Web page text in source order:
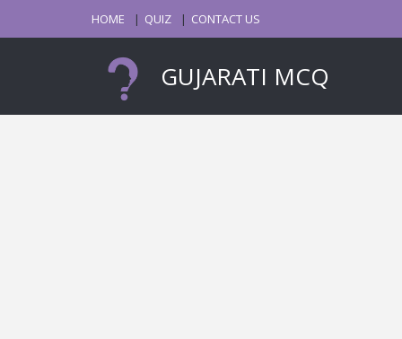
HOME QUIZ CONTACT US
GUJARATI MCQ